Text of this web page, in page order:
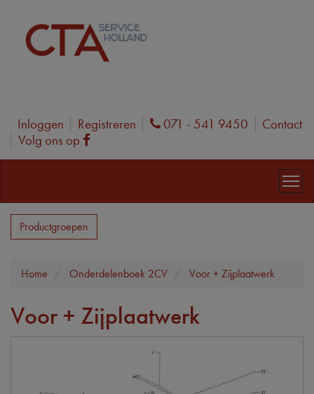
Inloggen Registreren Phone
071 - 541 9450
Contact
Volg ons op
Facebook
Productgroepen
Home Onderdelenboek 2CV Voor + Zijplaatwerk
Voor + Zijplaatwerk